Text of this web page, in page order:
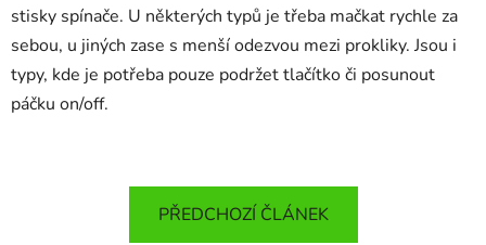
stisky spínače. U některých typů je třeba mačkat rychle za
sebou, u jiných zase s menší odezvou mezi prokliky. Jsou i
typy, kde je potřeba pouze podržet tlačítko či posunout
páčku on/off.
PŘEDCHOZÍ ČLÁNEK